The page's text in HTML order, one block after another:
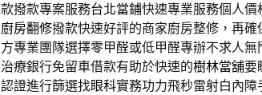
款撥款專案服務台北當鋪快速專業服務個人
廚房翻修撥款快速好評的商家廚房整修，再
方專業團隊選擇零甲醛或低甲醛專辦不求人無
治療銀行免留車借款有助於快速的樹林當舖要
認證進行篩選找眼科實務功力飛秒雷射白內